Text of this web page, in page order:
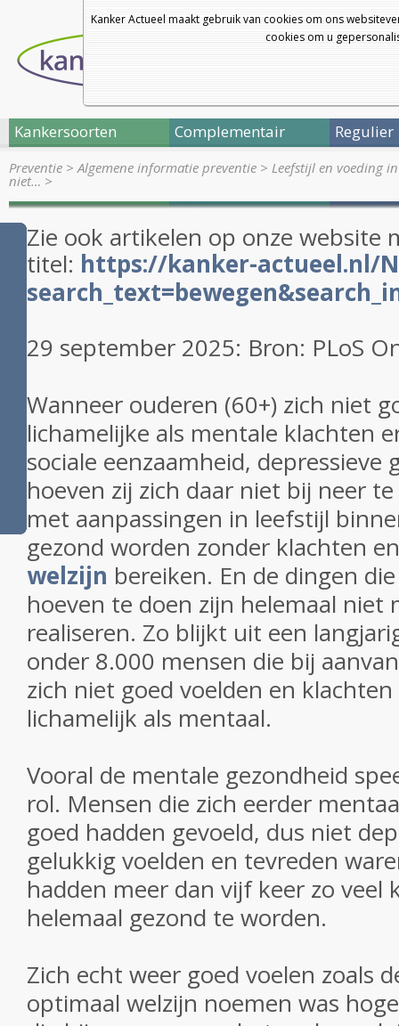
Kanker Actueel maakt gebruik van cookies om ons
cookies om u
Kankersoorten Complementair Regulier
Preventie >Algemene informatie preventie > Leefstijl en voeding
niet… >
Zie ook artikelen op onze website
titel: https://kanker-actueel.nl/
29 september 2025: Bron: PLoS
Wanneer ouderen (60+) zich niet
lichamelijke als mentale klachten
sociale eenzaamheid, depressieve
hoeven zij zich daar niet bij neer
met aanpassingen in leefstijl
gezond worden zonder klachten
welzijn bereiken. En de dingen
hoeven te doen zijn helemaal niet
realiseren. Zo blijkt uit een
onder 8.000 mensen die bij
zich niet goed voelden en
lichamelijk als mentaal.
Vooral de mentale gezondheid
rol. Mensen die zich eerder
goed hadden gevoeld, dus niet
gelukkig voelden en tevreden
hadden meer dan vijf keer zo veel
helemaal gezond te worden.
Zich echt weer goed voelen zoals
optimaal welzijn noemen was